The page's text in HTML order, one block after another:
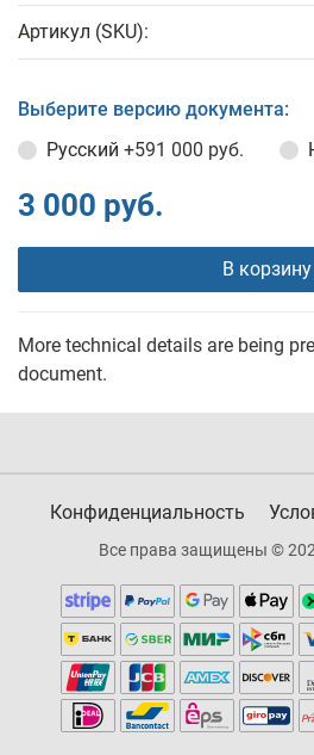
Артикул (SKU):
Выберите версию документа:
Русский +591 000 руб.
3 000 руб.
В корзину
More technical details are being
document.
Конфиденциальность
Все права защищены ©